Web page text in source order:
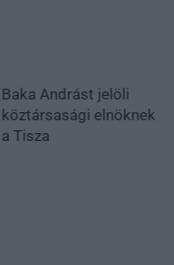
Baka Andrást jelöli
köztársasági elnöknek
a Tisza